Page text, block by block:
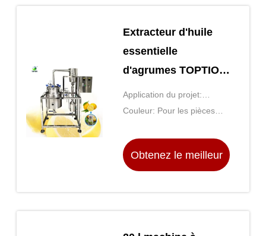
Extracteur d'huile
essentielle
d'agrumes TOPTION
Extracteur d'huile
végétale
Application du projet:
Aromathérapie, extraction
Couleur: Pour les pièces
Obtenez le meilleur